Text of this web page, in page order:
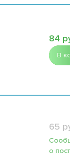
84
В
65
о